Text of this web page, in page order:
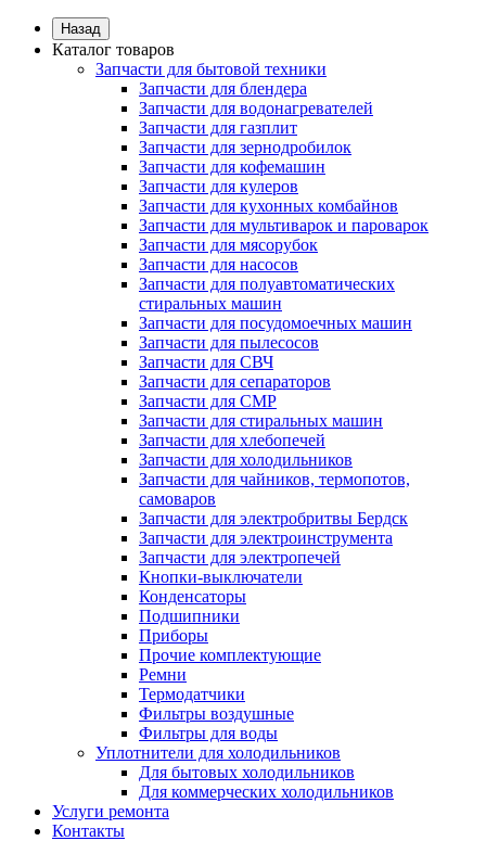
Назад
Каталог товаров
Запчасти для бытовой техники
Запчасти для блендера
Запчасти для водонагревателей
Запчасти для газплит
Запчасти для зернодробилок
Запчасти для кофемашин
Запчасти для кулеров
Запчасти для кухонных комбайнов
Запчасти для мультиварок и пароварок
Запчасти для мясорубок
Запчасти для насосов
Запчасти для полуавтоматических
стиральных машин
Запчасти для посудомоечных машин
Запчасти для пылесосов
Запчасти для СВЧ
Запчасти для сепараторов
Запчасти для СМР
Запчасти для стиральных машин
Запчасти для хлебопечей
Запчасти для холодильников
Запчасти для чайников, термопотов,
самоваров
Запчасти для электробритвы Бердск
Запчасти для электроинструмента
Запчасти для электропечей
Кнопки-выключатели
Конденсаторы
Подшипники
Приборы
Прочие комплектующие
Ремни
Термодатчики
Фильтры воздушные
Фильтры для воды
Уплотнители для холодильников
Для бытовых холодильников
Для коммерческих холодильников
Услуги ремонта
Контакты